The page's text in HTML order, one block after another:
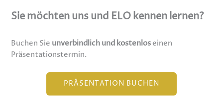
Sie möchten uns und ELO kennen lernen?
Buchen Sie unverbindlich und kostenlos einen
Präsentationstermin.
PRÄSENTATION BUCHEN